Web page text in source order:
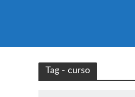
Tag - curso